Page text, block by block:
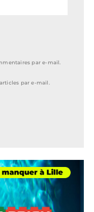
par e-mail.
par e-mail.